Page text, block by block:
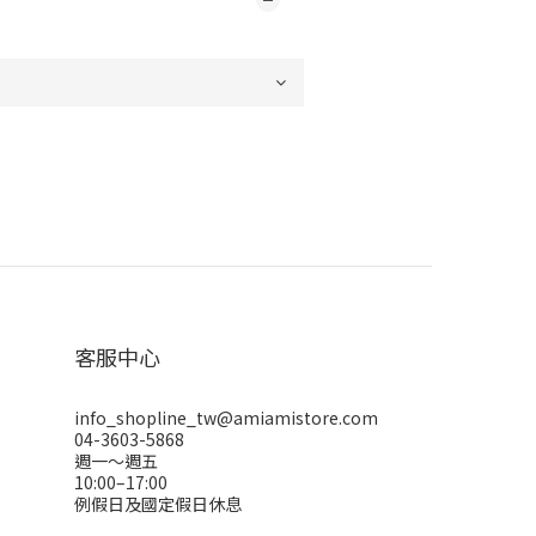
客服中心
info_shopline_tw@amiamistore.com
04-3603-5868
週一～週五
10:00–17:00
例假日及國定假日休息